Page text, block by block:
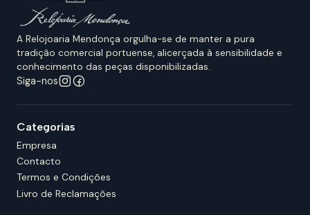
A Relojoaria Mendonça orgulha-se de manter a pura
tradição comercial portuense, alicerçada à sensibilidade e
conhecimento das peças disponibilizadas.
Siga-nos
Categorias
Empresa
Contacto
Termos e Condições
Livro de Reclamações